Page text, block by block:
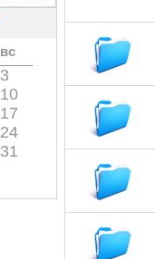
вс
3
10
17
24
31